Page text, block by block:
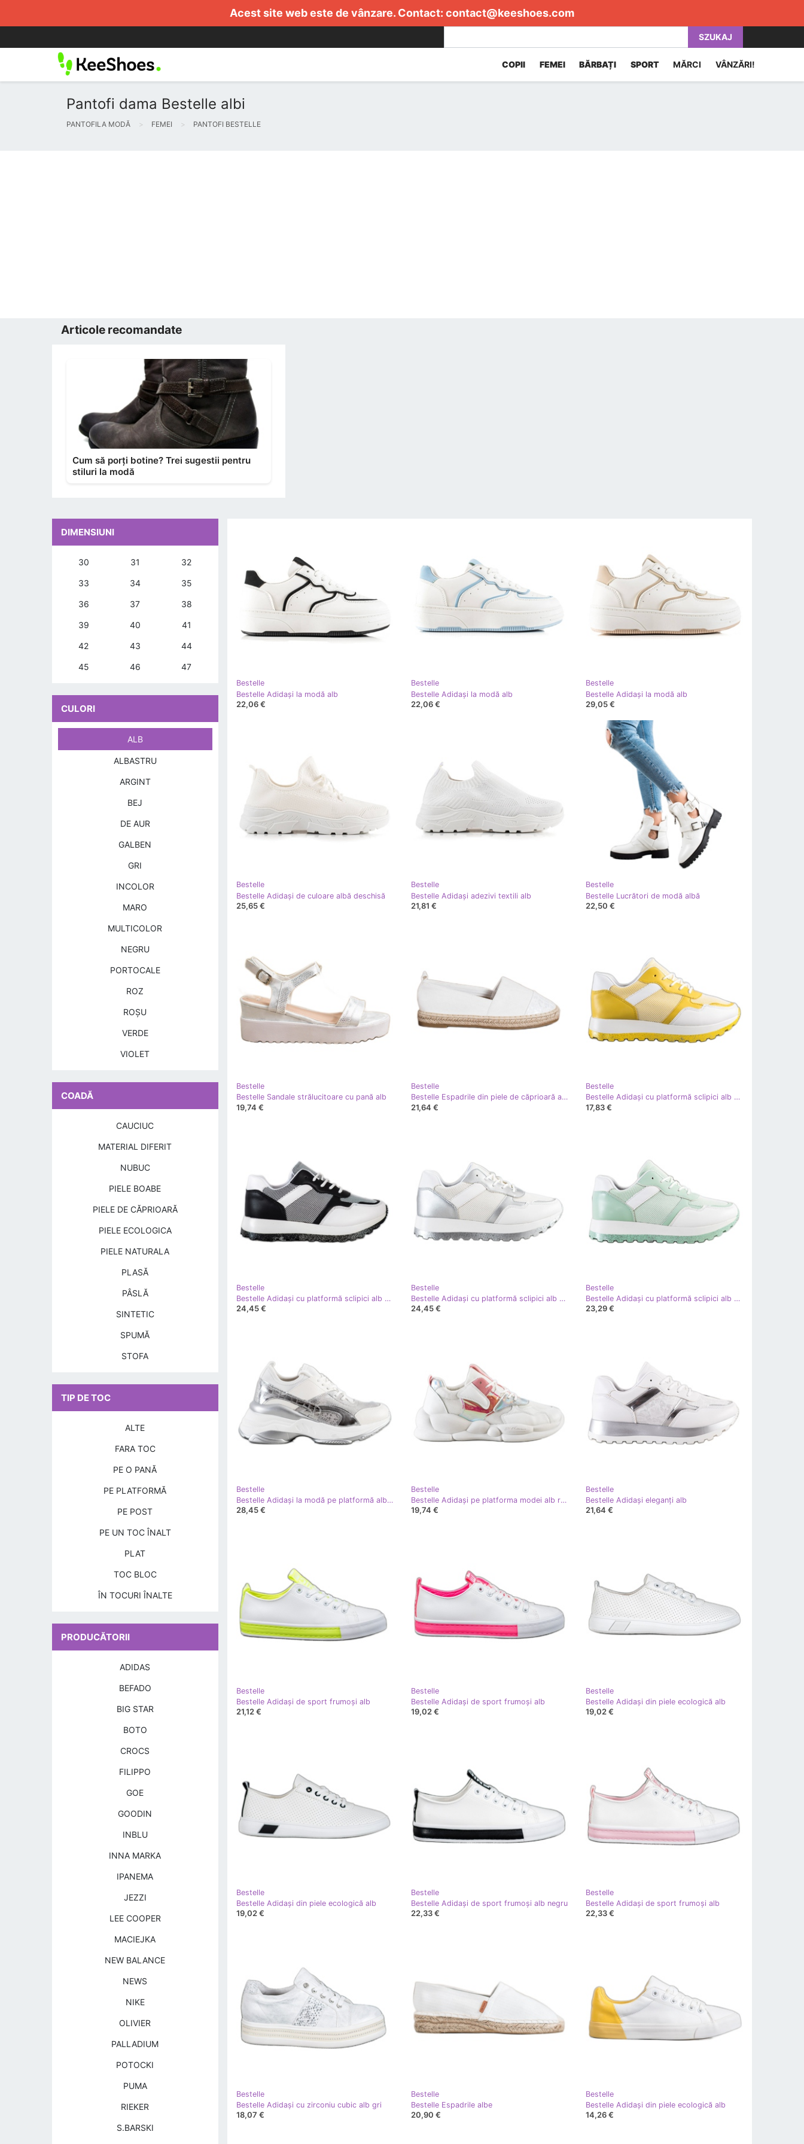
Acest site web este de vânzare. Contact: contact@keeshoes.com
SZUKAJ
COPII FEMEI BĂRBAȚI SPORT MĂRCI VÂNZĂRI!
Pantofi dama Bestelle albi
PANTOFILA MODĂ FEMEI PANTOFI BESTELLE
Articole recomandate
Cum să porți botine? Trei sugestii pentru
stiluri la modă
Bestelle
Bestelle Adidași la modă alb
22,06 €
Bestelle
Bestelle Adidași la modă alb
22,06 €
Bestelle
Bestelle Adidași la modă alb
29,05 €
Bestelle
Bestelle Adidași de culoare albă deschisă
25,65 €
Bestelle
Bestelle Adidași adezivi textili alb
21,81 €
Bestelle
Bestelle Lucrători de modă albă
22,50 €
Bestelle
Bestelle Sandale strălucitoare cu pană alb
19,74 €
Bestelle
Bestelle Espadrile din piele de căprioară albă
21,64 €
Bestelle
Bestelle Adidași cu platformă sclipici alb galben
17,83 €
Bestelle
Bestelle Adidași cu platformă sclipici alb negru
24,45 €
Bestelle
Bestelle Adidași cu platformă sclipici alb argint
24,45 €
Bestelle
Bestelle Adidași cu platformă sclipici alb verde
23,29 €
Bestelle
Bestelle Adidași la modă pe platformă alb argint gri
28,45 €
Bestelle
Bestelle Adidași pe platforma modei alb roz argint
19,74 €
Bestelle
Bestelle Adidași eleganți alb
21,64 €
Bestelle
Bestelle Adidași de sport frumoși alb
21,12 €
Bestelle
Bestelle Adidași de sport frumoși alb
19,02 €
Bestelle
Bestelle Adidași din piele ecologică alb
19,02 €
Bestelle
Bestelle Adidași din piele ecologică alb
19,02 €
Bestelle
Bestelle Adidași de sport frumoși alb negru
22,33 €
Bestelle
Bestelle Adidași de sport frumoși alb
22,33 €
Bestelle
Bestelle Adidași cu zirconiu cubic alb gri
18,07 €
Bestelle
Bestelle Espadrile albe
20,90 €
Bestelle
Bestelle Adidași din piele ecologică alb
14,26 €
DIMENSIUNI
30 31 32
33 34 35
36 37 38
39 40 41
42 43 44
45 46 47
CULORI
ALB
ALBASTRU
ARGINT
BEJ
DE AUR
GALBEN
GRI
INCOLOR
MARO
MULTICOLOR
NEGRU
PORTOCALE
ROZ
ROŞU
VERDE
VIOLET
COADĂ
CAUCIUC
MATERIAL DIFERIT
NUBUC
PIELE BOABE
PIELE DE CĂPRIOARĂ
PIELE ECOLOGICA
PIELE NATURALA
PLASĂ
PÂSLĂ
SINTETIC
SPUMĂ
STOFA
TIP DE TOC
ALTE
FARA TOC
PE O PANĂ
PE PLATFORMĂ
PE POST
PE UN TOC ÎNALT
PLAT
TOC BLOC
ÎN TOCURI ÎNALTE
PRODUCĂTORII
ADIDAS
BEFADO
BIG STAR
BOTO
CROCS
FILIPPO
GOE
GOODIN
INBLU
INNA MARKA
IPANEMA
JEZZI
LEE COOPER
MACIEJKA
NEW BALANCE
NEWS
NIKE
OLIVIER
PALLADIUM
POTOCKI
PUMA
RIEKER
S.BARSKI